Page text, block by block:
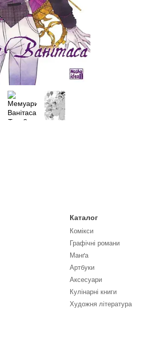
Каталог
Комікси
Графічні романи
Манґа
Артбуки
Аксесуари
Кулінарні книги
Художня література